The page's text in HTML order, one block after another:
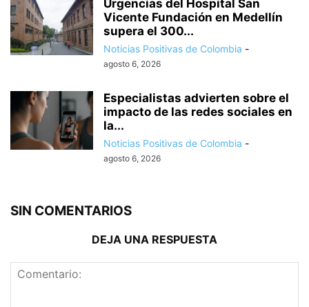
Urgencias del Hospital San
Vicente Fundación en Medellín
supera el 300...
Noticias Positivas de Colombia -
agosto 6, 2026
Especialistas advierten sobre el
impacto de las redes sociales en
la...
Noticias Positivas de Colombia -
agosto 6, 2026
SIN COMENTARIOS
DEJA UNA RESPUESTA